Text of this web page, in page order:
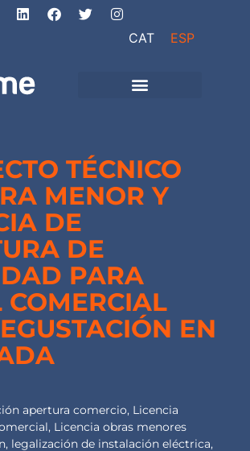
CAT ESP
TÉCNICO
MENOR Y
DE
DE
PARA
COMERCIAL
EN
apertura comercio, Licencia
, Licencia obras menores
, legalización de instalación eléctrica,